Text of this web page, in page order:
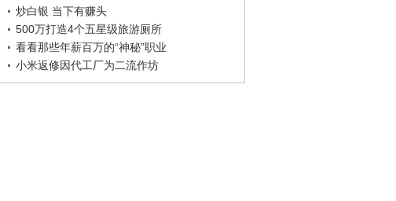
炒白银 当下有赚头
500万打造4个五星级旅游厕所
看看那些年薪百万的“神秘”职业
小米返修因代工厂为二流作坊